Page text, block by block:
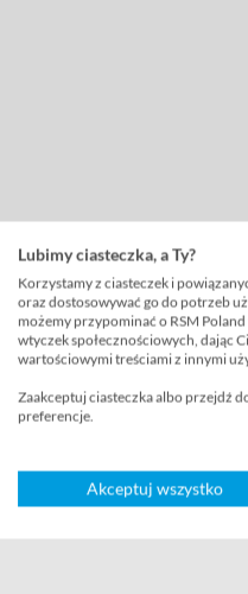
Lubimy ciasteczka, a Ty?
Korzystamy z ciasteczek i
oraz dostosowywać go do potrzeb
możemy przypominać o RSM
wtyczek społecznościowych, dając
wartościowymi treściami z innymi
Zaakceptuj ciasteczka albo przejdź
preferencje.
Akceptuj wszystko